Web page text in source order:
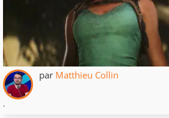
par Matthieu Collin
.